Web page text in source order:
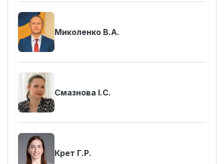
Миколенко В.А.
Смазнова І.С.
Крет Г.Р.